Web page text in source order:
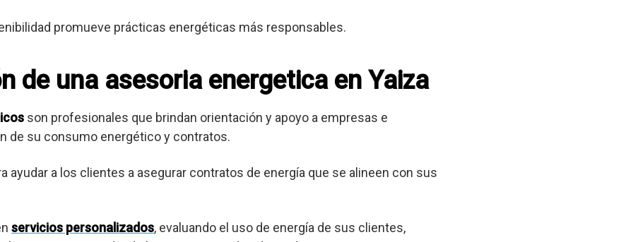
promueve prácticas energéticas más responsables.
de una asesoria energetica en Yaiza
son profesionales que brindan orientación y apoyo a empresas e
de su consumo energético y contratos.
ayudar a los clientes a asegurar contratos de energía que se alineen con sus
servicios personalizados, evaluando el uso de energía de sus clientes,